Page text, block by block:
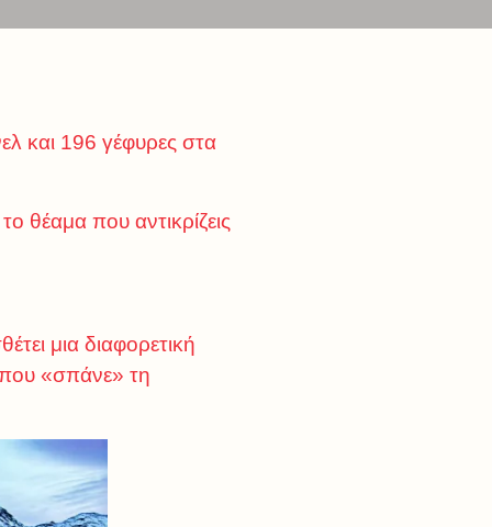
και 196 γέφυρες στα
θέαμα που αντικρίζεις
μια διαφορετική
«σπάνε» τη